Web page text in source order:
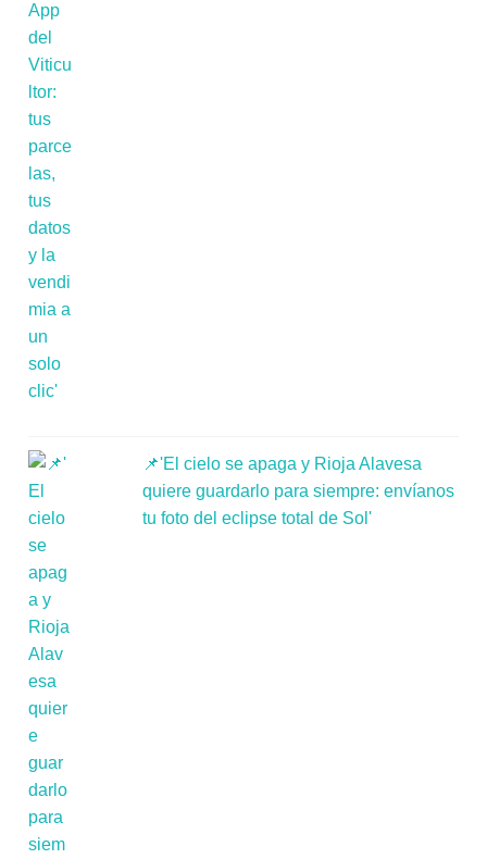
📌'El cielo se apaga y Rioja Alavesa
quiere guardarlo para siempre: envíanos
tu foto del eclipse total de Sol'